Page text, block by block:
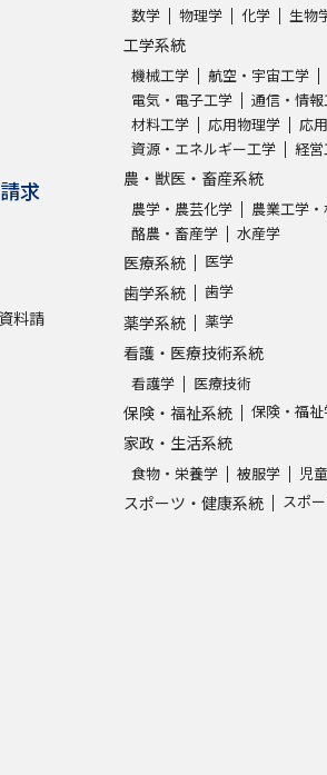
求
料請
数学 物理学 化学 生物
工学系統
機械工学 航空・宇宙工学
電気・電子工学
通信・情
材料工学
応用物理学 応
資源・エネルギー工学
経
農・獣医・畜産系統
農学・農芸化学 農業工学
酪農・畜産学
水産学
医療系統 医学
歯学系統 歯学
薬学系統 薬学
看護・医療技術系統
看護学 医療技術
保険・福祉系統 保険・福
家政・生活系統
食物・栄養学 被服学 児
スポーツ・健康系統 スポ